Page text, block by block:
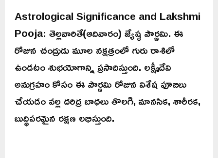
Astrological Significance and Lakshmi
Pooja: తెల్లవారితే(ఆదివారం) జ్యేష్ఠ పౌర్ణమి. ఈ
రోజున చంద్రుడు మూల నక్షత్రంలో గురు రాశిలో
ఉండటం శుభయోగాన్ని ప్రసాదిస్తుంది. లక్ష్మీదేవి
అనుగ్రహం కోసం ఈ పౌర్ణమి రోజున విశేష పూజలు
చేయడం వల్ల దరిద్ర బాధలు తొలగి, మానసిక, శారీరక,
బుద్ధిపరమైన రక్షణ లభిస్తుంది.